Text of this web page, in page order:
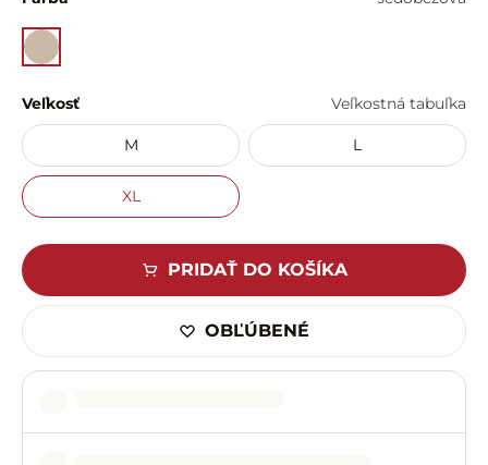
Veľkosť Veľkostná tabuľka
M L
XL
PRIDAŤ DO KOŠÍKA
OBĽÚBENÉ